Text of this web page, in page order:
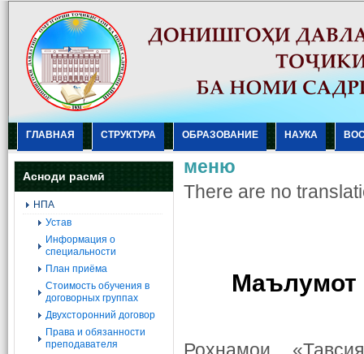
ГЛАВНАЯ СТРУКТУРА ОБРАЗОВАНИЕ НАУКА
Асноди расмӣ
НПА
Устав
Информация о
специальности
План приёма
Стоимость обучения в
договорных группах
Двухсторонний договор
Права и обязанности
преподавателя
меню
There are no
Маълумот